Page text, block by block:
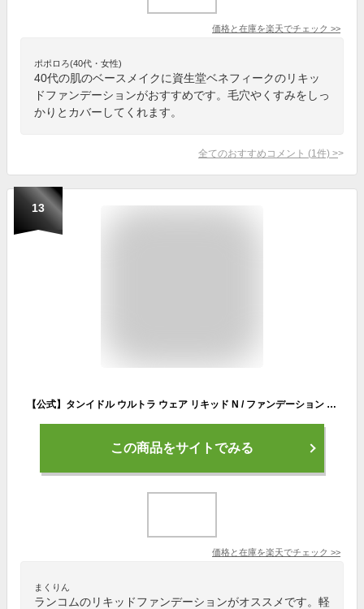
価格と在庫を楽天でチェック >>
ポポロろ(40代・女性)
40代の肌のベースメイクに資生堂ベネフィークのリキッ
ドファンデーションがおすすめです。毛穴やくすみをしっ
かりとカバーしてくれます。
全てのおすすめコメント (1 件) >
13
【公式】タンイドル ウルトラ ウェア リキッド N / ファンデーション / ランコム lancome 正規品 カバー力 スキンケア ウルトラファンデ SPF48 PA++ 薄膜密着テクノロジー プレゼント 誕生日 バレンタイン 彼女 母 化粧品 コスメ メイク デパコス ギフト 高級 クリスマス
この商品をサイトでみる
価格と在庫を楽天でチェック >>
まくりん
ランコムのリキッドファンデーションがオススメです。軽